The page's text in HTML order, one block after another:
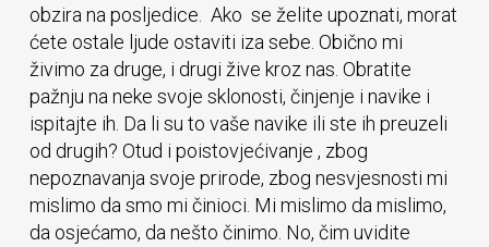
obzira na posljedice. Ako se želite upoznati, morat
ćete ostale ljude ostaviti iza sebe. Obično mi
živimo za druge, i drugi žive kroz nas. Obratite
pažnju na neke svoje sklonosti, činjenje i navike i
ispitajte ih. Da li su to vaše navike ili ste ih preuzeli
od drugih? Otud i poistovjećivanje , zbog
nepoznavanja svoje prirode, zbog nesvjesnosti mi
mislimo da smo mi činioci. Mi mislimo da mislimo,
da osjećamo, da nešto činimo. No, čim uvidite